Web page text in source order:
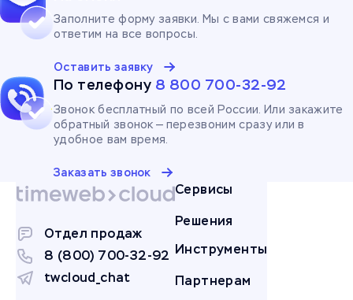
Заполните форму заявки. Мы с вами свяжемся и
ответим на все вопросы.
Оставить заявку
По телефону 8 800 700-32-92
Звонок бесплатный по всей России. Или закажите
обратный звонок — перезвоним сразу или в
удобное вам время.
Заказать звонок
Отдел продаж
8 (800) 700-32-92
twcloud_chat
Сервисы
Решения
Инструменты
Партнерам